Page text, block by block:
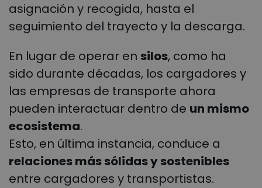
asignación y recogida, hasta el
seguimiento del trayecto y la descarga.
En lugar de operar en silos, como ha
sido durante décadas, los cargadores y
las empresas de transporte ahora
pueden interactuar dentro de un mismo
ecosistema.
Esto, en última instancia, conduce a
relaciones más sólidas y sostenibles
entre cargadores y transportistas.